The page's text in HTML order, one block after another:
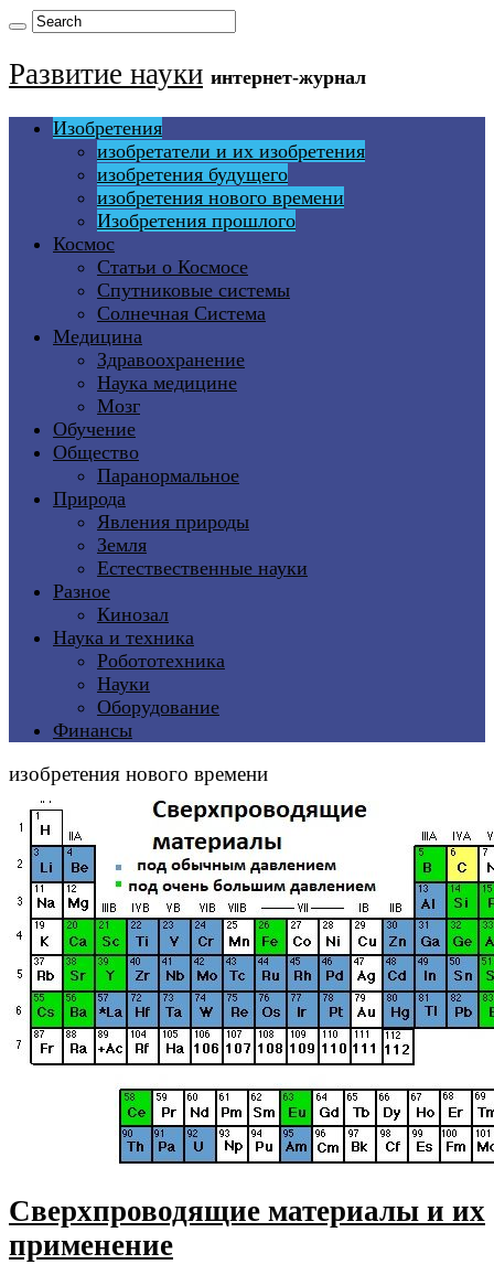
Развитие науки интернет-журнал
Изобретения
изобретатели и их изобретения
изобретения будущего
изобретения нового времени
Изобретения прошлого
Космос
Статьи о Космосе
Спутниковые системы
Солнечная Система
Медицина
Здравоохранение
Наука медицине
Мозг
Обучение
Общество
Паранормальное
Природа
Явления природы
Земля
Естествественные науки
Разное
Кинозал
Наука и техника
Робототехника
Науки
Оборудование
Финансы
изобретения нового времени
Сверхпроводящие материалы и их
применение